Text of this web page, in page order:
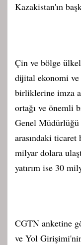
Kazakistan'ın
Çin ve bölge
dijital ekonomi
birliklerine imza
ortağı ve önemli
Genel
arasındaki
milyar dolara
yatırım ise 30
CGTN anketine
ve Yol